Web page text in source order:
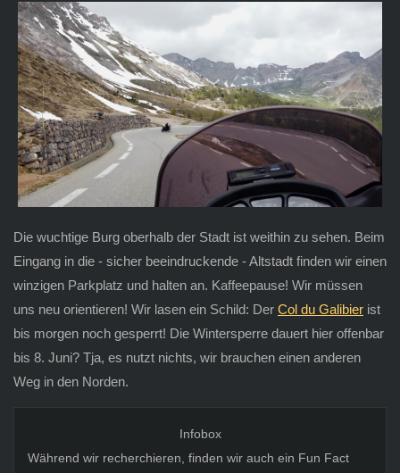
Die wuchtige Burg oberhalb der Stadt ist weithin zu sehen. Beim
Eingang in die - sicher beeindruckende - Altstadt finden wir einen
winzigen Parkplatz und halten an. Kaffeepause! Wir müssen
uns neu orientieren! Wir lasen ein Schild: Der Col du Galibierist
bis morgen noch gesperrt! Die Wintersperre dauert hier offenbar
bis 8. Juni? Tja, es nutzt nichts, wir brauchen einen anderen
Weg in den Norden.
Infobox
Während wir recherchieren, finden wir auch ein Fun Fact